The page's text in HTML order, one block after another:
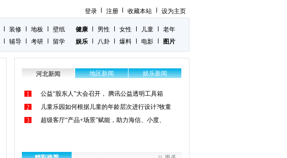
登录 注册 收藏本站 设为主页
装修 地板
壁纸
辅导 考研 留学
健康 男性 女性 儿童
老年
娱乐
八卦 爆料 电影 图片
河北新闻 地区新闻 娱乐新闻
1
公益“股东人”大会召开， 腾讯公益透明工具箱
2
儿童乐园如何根据儿童的年龄层次进行设计?牧童
3
超级客厅“产品+场景”赋能，助力海信、小度、